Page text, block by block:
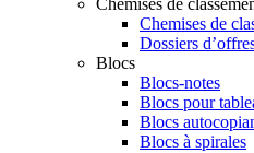
Chemises de
Chemises de
Dossiers
Blocs
Blocs-notes
Blocs pour
Blocs
Blocs à spirales